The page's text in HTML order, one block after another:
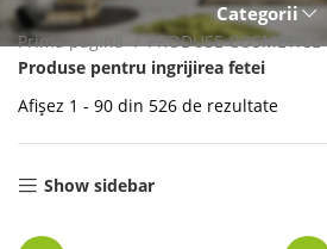
Categorii
Prima pagină
PRODUSE COSMETICE
Produse pentru ingrijirea fetei
Afișez 1 - 90 din 526 de rezultate
Show sidebar